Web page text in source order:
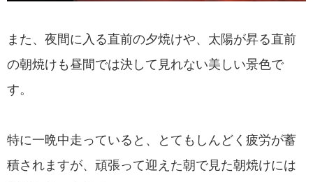
また、夜間に入る直前の夕焼けや、太陽が昇る直前
の朝焼けも昼間では決して見れない美しい景色で
す。
特に一晩中走っていると、とてもしんどく疲労が蓄
積されますが、頑張って迎えた朝で見た朝焼けには